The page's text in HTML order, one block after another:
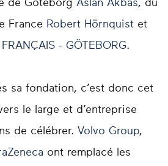
de Göteborg Aslan Akbas, du
France Robert Hörnquist et
- GÖTEBORG.
sa fondation, c’est donc cet
le large et d’entreprise
de célébrer. Volvo Group,
ont remplacé les